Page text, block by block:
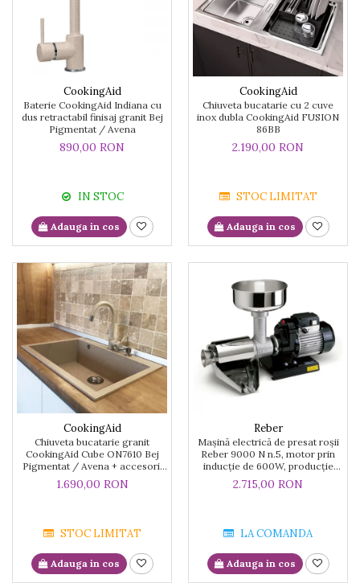
CookingAid
Baterie CookingAid Indiana cu
dus retractabil finisaj granit Bej
Pigmentat / Avena
890,00 RON
IN STOC
Adauga in cos
CookingAid
Chiuveta bucatarie cu 2 cuve
inox dubla CookingAid FUSION
86BB
2.190,00 RON
STOC LIMITAT
Adauga in cos
CookingAid
Chiuveta bucatarie granit
CookingAid Cube ON7610 Bej
Pigmentat / Avena + accesorii
montaj
1.690,00 RON
STOC LIMITAT
Adauga in cos
Reber
Mașină electrică de presat roşii
Reber 9000 N n.5, motor prin
inducție de 600W, producție
pana la 350kg/h
2.715,00 RON
LA COMANDA
Adauga in cos